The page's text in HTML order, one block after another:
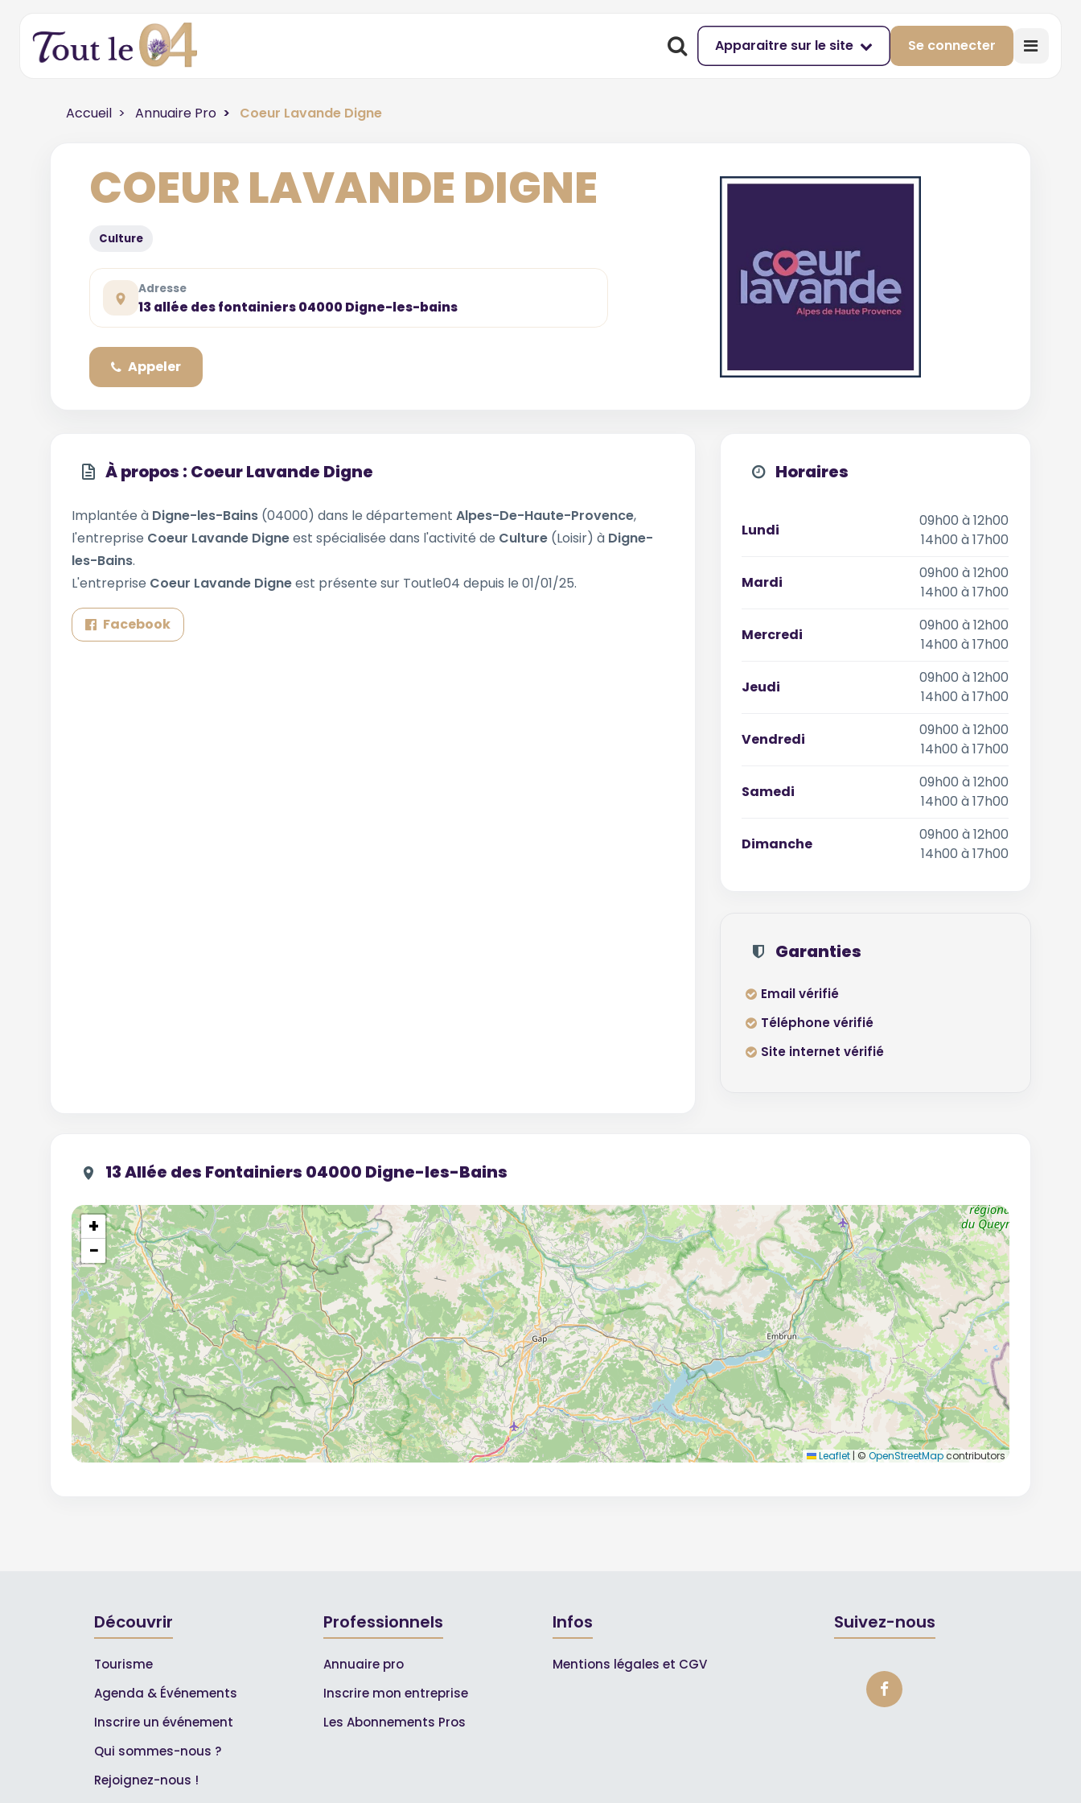
Apparaitre sur le site Se connecter
Accueil Annuaire Pro Coeur Lavande Digne
COEUR LAVANDE DIGNE
Culture
Adresse
13 allée des fontainiers 04000 Digne-les-bains
Appeler
À propos : Coeur Lavande Digne
Implantée à Digne-les-Bains (04000) dans le département Alpes-De-Haute-Provence,
l'entreprise Coeur Lavande Digneest spécialisée dans l'activité de Culture (Loisir) à Digne-
les-Bains.
L'entreprise Coeur Lavande Digneest présente sur Toutle04 depuis le 01/01/25.
Facebook
Horaires
Lundi
09h00 à 12h00
14h00 à 17h00
Mardi
09h00 à 12h00
14h00 à 17h00
Mercredi
09h00 à 12h00
14h00 à 17h00
Jeudi
09h00 à 12h00
14h00 à 17h00
Vendredi
09h00 à 12h00
14h00 à 17h00
Samedi
09h00 à 12h00
14h00 à 17h00
Dimanche
09h00 à 12h00
14h00 à 17h00
Garanties
Email vérifié
Téléphone vérifié
Site internet vérifié
13 Allée des Fontainiers 04000 Digne-les-Bains
+
−
Leaflet | © OpenStreetMapcontributors
Découvrir
Tourisme
Agenda & Événements
Inscrire un événement
Qui sommes-nous ?
Rejoignez-nous !
Professionnels
Annuaire pro
Inscrire mon entreprise
Les Abonnements Pros
Infos
Mentions légales et CGV
Suivez-nous